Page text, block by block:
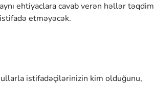
ehtiyaclara cavab verən həllər təqdim
etməyəcək.
istifadəçilərinizin kim olduğunu,